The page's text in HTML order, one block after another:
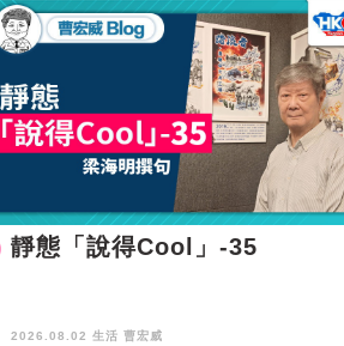
靜態「說得Cool」-35
2026.08.02 生活 曹宏威